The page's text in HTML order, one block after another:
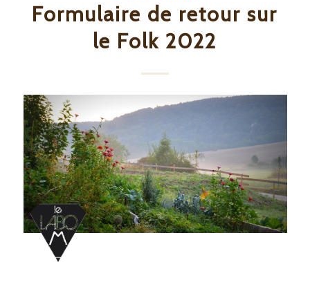
Formulaire de retour sur
le Folk 2022